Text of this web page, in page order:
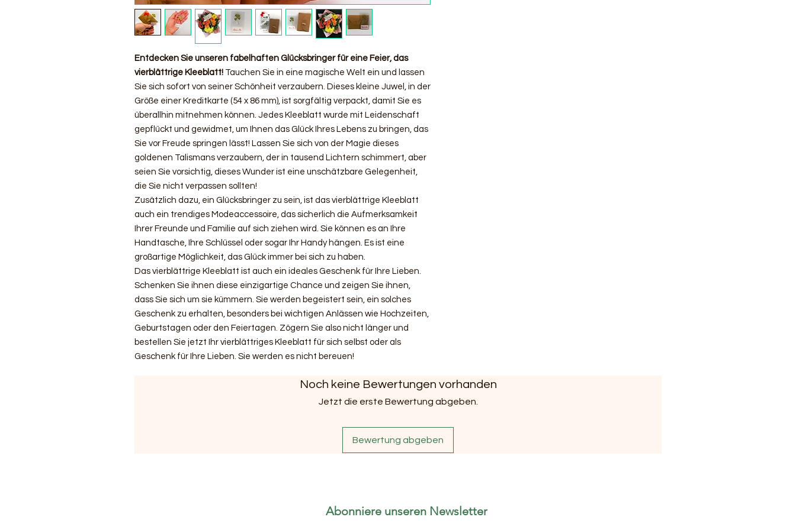
Entdecken Sie unseren fabelhaften Glücksbringer für eine Feier, das
vierblättrige Kleeblatt! Tauchen Sie in eine magische Welt ein und lassen
Sie sich sofort von seiner Schönheit verzaubern. Dieses kleine Juwel, in der
Größe einer Kreditkarte (54 x 86 mm), ist sorgfältig verpackt, damit Sie es
überallhin mitnehmen können. Jedes Kleeblatt wurde mit Leidenschaft
gepflückt und gewidmet, um Ihnen das Glück Ihres Lebens zu bringen, das
Sie vor Freude springen lässt! Lassen Sie sich von der Magie dieses
goldenen Talismans verzaubern, der in tausend Lichtern schimmert, aber
seien Sie vorsichtig, dieses Wunder ist eine unschätzbare Gelegenheit,
die Sie nicht verpassen sollten!
Zusätzlich dazu, ein Glücksbringer zu sein, ist das vierblättrige Kleeblatt
auch ein trendiges Modeaccessoire, das sicherlich die Aufmerksamkeit
Ihrer Freunde und Familie auf sich ziehen wird. Sie können es an Ihre
Handtasche, Ihre Schlüssel oder sogar Ihr Handy hängen. Es ist eine
großartige Möglichkeit, das Glück immer bei sich zu haben.
Das vierblättrige Kleeblatt ist auch ein ideales Geschenk für Ihre Lieben.
Schenken Sie ihnen diese einzigartige Chance und zeigen Sie ihnen,
dass Sie sich um sie kümmern. Sie werden begeistert sein, ein solches
Geschenk zu erhalten, besonders bei wichtigen Anlässen wie Hochzeiten,
Geburtstagen oder den Feiertagen. Zögern Sie also nicht länger und
bestellen Sie jetzt Ihr vierblättriges Kleeblatt für sich selbst oder als
Geschenk für Ihre Lieben. Sie werden es nicht bereuen!
Noch keine Bewertungen vorhanden
Jetzt die erste Bewertung abgeben.
Bewertung abgeben
Abonniere unseren Newsletter